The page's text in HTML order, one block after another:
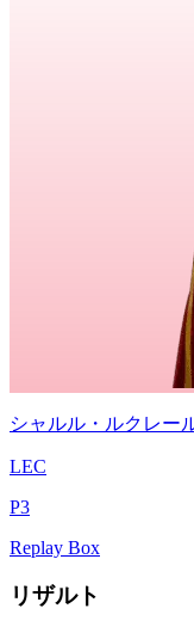
シャルル・ルクレー
LEC
P3
Replay Box
リザルト